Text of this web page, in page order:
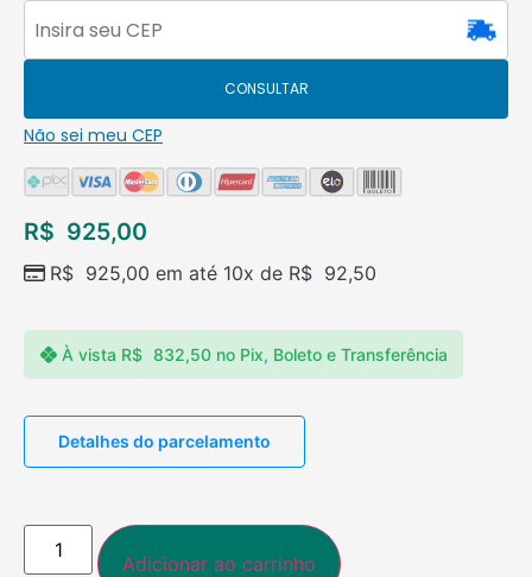
CONSULTAR
Não sei meu CEP
R$ 925,00
R$ 925,00 em até 10x de R$ 92,50
À vista R$ 832,50 no Pix, Boleto e Transferência
Detalhes do parcelamento
Adicionar ao carrinho